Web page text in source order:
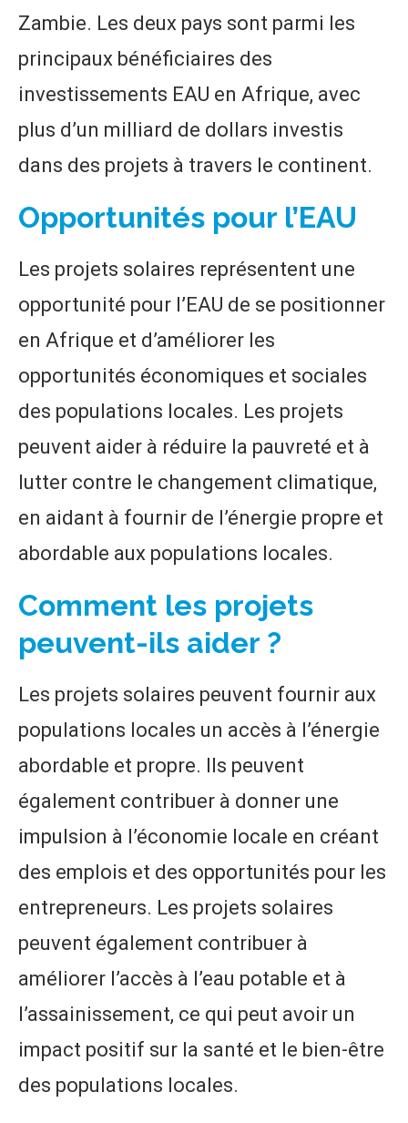
Zambie. Les deux pays sont parmi les
principaux bénéficiaires des
investissements EAU en Afrique, avec
plus d’un milliard de dollars investis
dans des projets à travers le continent.
Opportunités pour l’EAU
Les projets solaires représentent une
opportunité pour l’EAU de se positionner
en Afrique et d’améliorer les
opportunités économiques et sociales
des populations locales. Les projets
peuvent aider à réduire la pauvreté et à
lutter contre le changement climatique,
en aidant à fournir de l’énergie propre et
abordable aux populations locales.
Comment les projets
peuvent-ils aider ?
Les projets solaires peuvent fournir aux
populations locales un accès à l’énergie
abordable et propre. Ils peuvent
également contribuer à donner une
impulsion à l’économie locale en créant
des emplois et des opportunités pour les
entrepreneurs. Les projets solaires
peuvent également contribuer à
améliorer l’accès à l’eau potable et à
l’assainissement, ce qui peut avoir un
impact positif sur la santé et le bien-être
des populations locales.